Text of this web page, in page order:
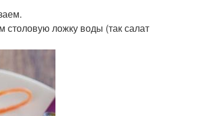
ложку воды (так салат